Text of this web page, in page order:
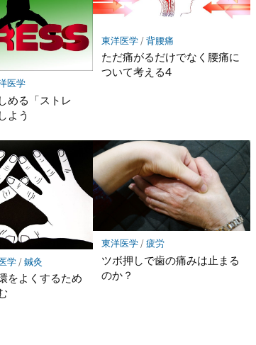
医学
める「ストレ
よう
東洋医学/背腰痛
ただ痛がるだけでなく腰痛に
ついて考える4
学/鍼灸
をよくするため
東洋医学/疲労
ツボ押しで歯の痛みは止まる
のか？